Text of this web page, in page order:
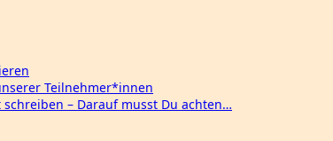
Teilnehmer*innen
– Darauf musst Du achten…